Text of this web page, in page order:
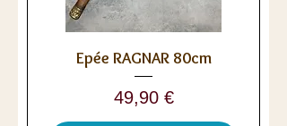
Epée RAGNAR 80cm
Prix
49,90 €